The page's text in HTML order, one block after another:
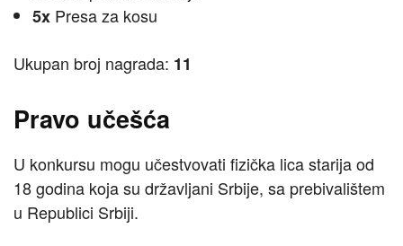
5x Presa za kosu
Ukupan broj nagrada: 11
Pravo učešća
U konkursu mogu učestvovati fizička lica starija od
18 godina koja su državljani Srbije, sa prebivalištem
u Republici Srbiji.